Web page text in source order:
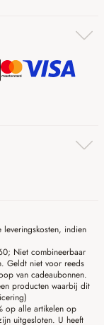
indien
Niet combineerbaar
Geldt niet voor reeds
van cadeaubonnen.
producten waarbij dit
op alle artikelen op
uitgesloten. U heeft